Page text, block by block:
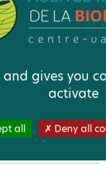
enherbés en
and gives you
activate
all Deny all